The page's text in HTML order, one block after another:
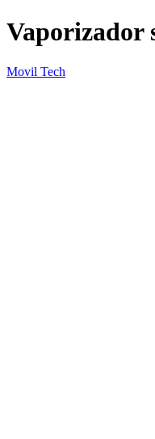
Vaporizador
Movil Tech